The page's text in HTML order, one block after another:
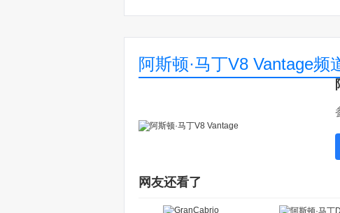
阿斯顿·马丁V8 Vantage频
网友还看了